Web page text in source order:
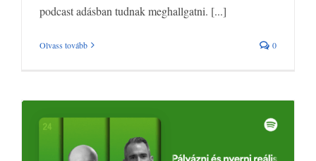
podcast adásban tudnak meghallgatni. [...]
Olvass tovább 0